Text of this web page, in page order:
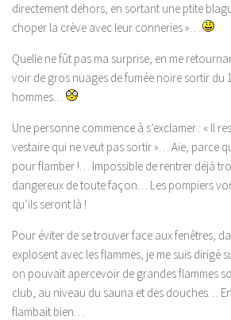
directement dehors, en sortant une ptite
choper la crève avec leur conneries »…
Quelle ne fût pas ma surprise, en me
voir de gros nuages de fumée noire sortir du
hommes…
Une personne commence à s’exclamer : « Il
vestaire qui ne veut pas sortir »… Aïe, parce
pour flamber !… Impossible de rentrer déjà
dangereux de toute façon… Les pompiers
qu’ils seront là !
Pour éviter de se trouver face aux fenêtres,
explosent avec les flammes, je me suis dirigé
on pouvait apercevoir de grandes flammes
club, au niveau du sauna et des douches…
flambait bien…